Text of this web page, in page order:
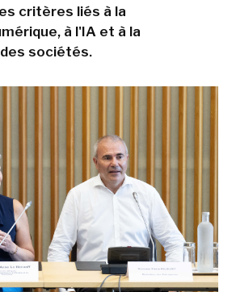
critères liés à la
à l'IA et à la
sociétés.